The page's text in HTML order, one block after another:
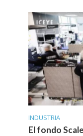
INDUSTRIA
El fondo